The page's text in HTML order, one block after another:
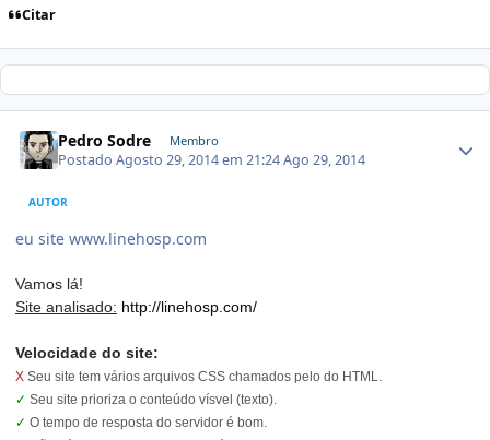
Citar
Pedro Sodre Membro
PostadoAgosto 29, 2014 em 21:24Ago 29, 2014
AUTOR
eu site www.linehosp.com
Vamos lá!
Site analisado: http://linehosp.com/
Velocidade do site:
X Seu site tem vários arquivos CSS chamados pelo do HTML.
✓ Seu site prioriza o conteúdo vísvel (texto).
✓ O tempo de resposta do servidor é bom.